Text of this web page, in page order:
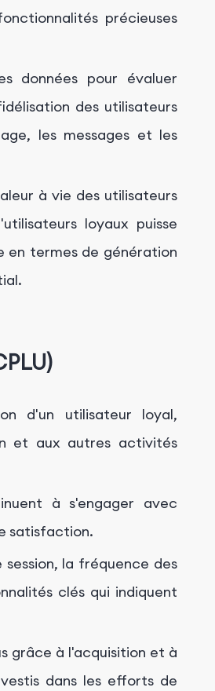
précieuses
données pour évaluer
des utilisateurs
les messages et les
à vie des utilisateurs
loyaux puisse
en termes de génération
d'un utilisateur loyal,
et aux autres activités
à s'engager avec
satisfaction.
la fréquence des
clés qui indiquent
grâce à l'acquisition et à
dans les efforts de